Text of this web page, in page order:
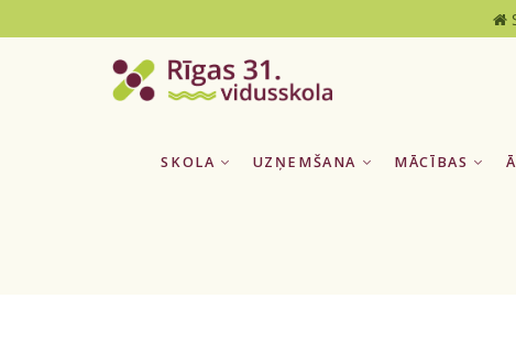
SKOLA UZŅEMŠANA MĀCĪBAS